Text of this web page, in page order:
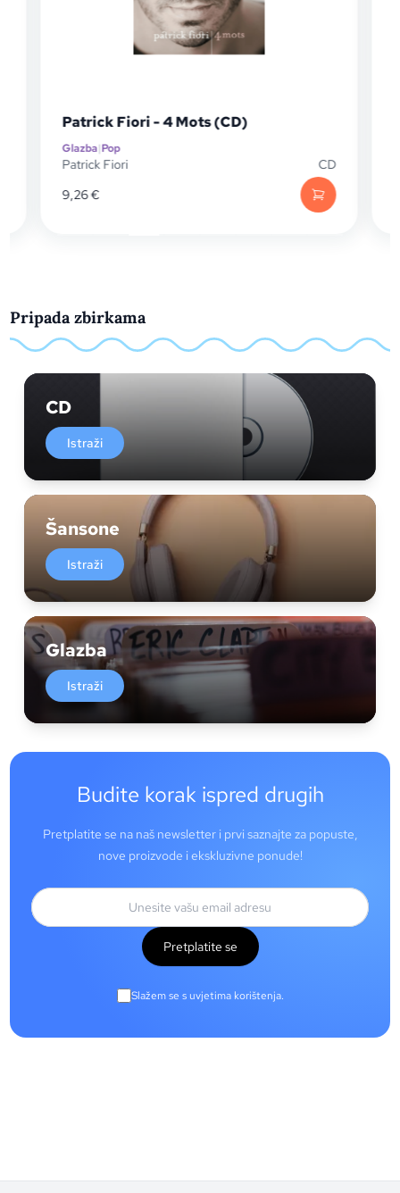
Patrick Fiori - 4 Mots (CD)
Glazba|Pop
Patrick Fiori
CD
9,26€
Pripada zbirkama
CD
Istraži
Šansone
Istraži
Glazba
Istraži
Budite korak ispred drugih
Pretplatite se na naš newsletter i prvi saznajte za popuste,
nove proizvode i ekskluzivne ponude!
Pretplatite se
Slažem se s uvjetima korištenja.